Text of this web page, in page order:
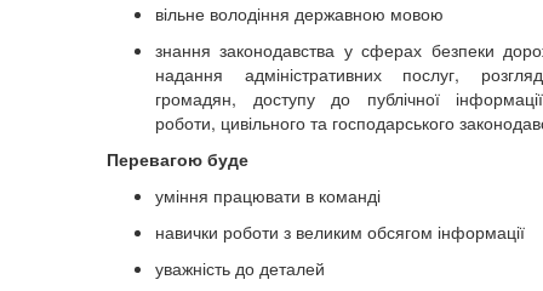
вільне володіння державною мовою
знання законодавства у сферах безпеки
надання адміністративних послуг,
громадян, доступу до публічної
роботи, цивільного та господарського
Перевагою буде
уміння працювати в команді
навички роботи з великим обсягом інформації
уважність до деталей